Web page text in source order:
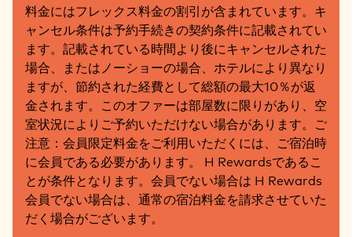
料金にはフレックス料金の割引が含まれています。キ
ャンセル条件は予約手続きの契約条件に記載されてい
ます。記載されている時間より後にキャンセルされた
場合、またはノーショーの場合、ホテルにより異なり
ますが、節約された経費として総額の最大10％が返
金されます。このオファーは部屋数に限りがあり、空
室状況によりご予約いただけない場合があります。ご
注意：会員限定料金をご利用いただくには、ご宿泊時
に会員である必要があります。 H Rewardsであるこ
とが条件となります。会員でない場合は H Rewards
会員でない場合は、通常の宿泊料金を請求させていた
だく場合がございます。